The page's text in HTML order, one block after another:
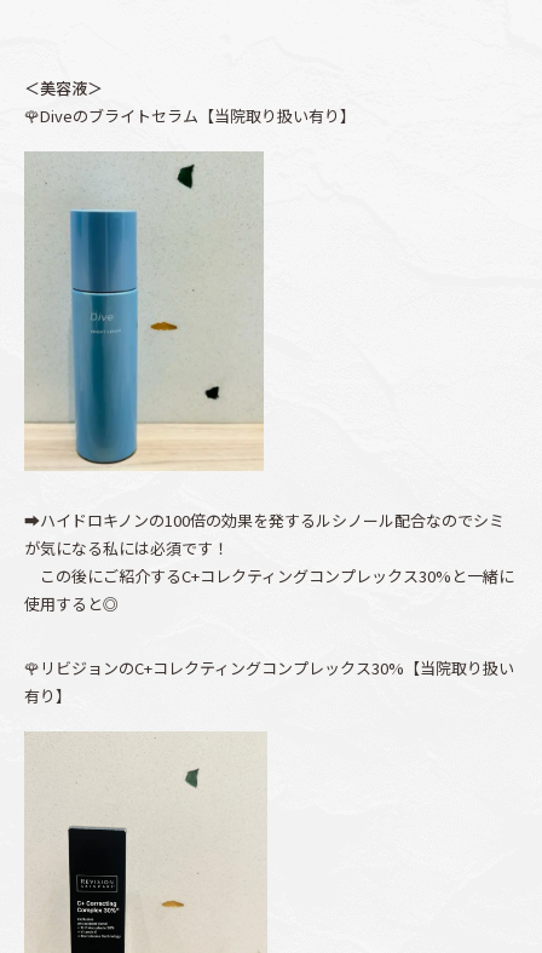
＜美容液＞
🌹Diveのブライトセラム【当院取り扱い有り】
➡ハイドロキノンの100倍の効果を発するルシノール配合なのでシミ
が気になる私には必須です！
この後にご紹介するC+コレクティングコンプレックス30%と一緒に
使用すると◎
🌹リビジョンのC+コレクティングコンプレックス30%【当院取り扱い
有り】